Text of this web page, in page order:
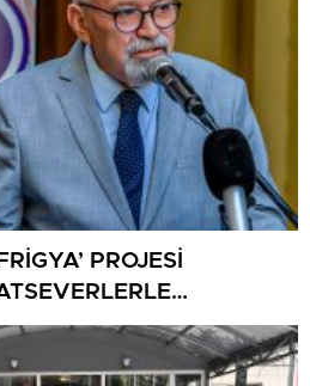
PROJESİ